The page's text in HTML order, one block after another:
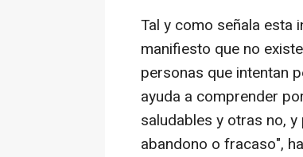
Tal y como señala esta
manifiesto que no
personas que intentan
ayuda a comprender
saludables y otras no,
abandono o fracaso",